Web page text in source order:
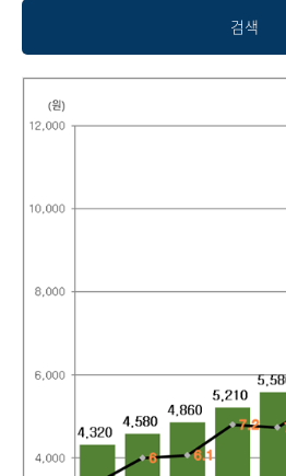
검색